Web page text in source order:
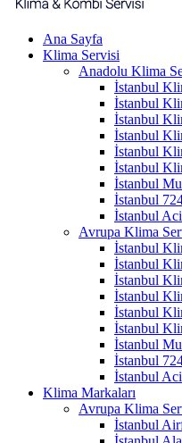
Ana Sayfa
Klima Servisi
Anadolu Klima
İstanbul
İstanbul
İstanbul
İstanbul
İstanbul
İstanbul
İstanbul
İstanbul
İstanbul
Avrupa Klima
İstanbul
İstanbul
İstanbul
İstanbul
İstanbul
İstanbul
İstanbul
İstanbul
İstanbul
Klima Markaları
Avrupa Klima
İstanbul